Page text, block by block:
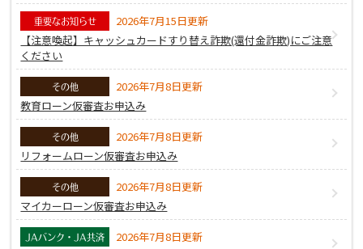
重要なお知らせ
2026年7月15日更新
【注意喚起】キャッシュカードすり替え詐欺(還付金詐欺)にご注意
ください
その他
2026年7月8日更新
教育ローン仮審査お申込み
その他
2026年7月8日更新
リフォームローン仮審査お申込み
その他
2026年7月8日更新
マイカーローン仮審査お申込み
JAバンク・JA共済
2026年7月8日更新